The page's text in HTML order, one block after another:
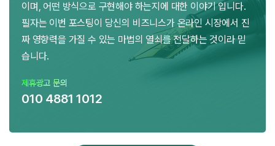
이며, 어떤 방식으로 구현해야 하는지에 대한 이야기 입니다.
필자는 이번 포스팅이 당신의 비즈니스가 온라인 시장에서 진
짜 영향력을 가질 수 있는 마법의 열쇠를 전달하는 것이라 믿
습니다.
제휴광고 문의
010 4881 1012